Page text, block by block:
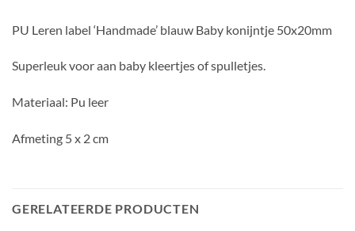
PU Leren label ‘Handmade’ blauw Baby konijntje 50x20mm
Superleuk voor aan baby kleertjes of spulletjes.
Materiaal: Pu leer
Afmeting 5 x 2 cm
GERELATEERDE PRODUCTEN